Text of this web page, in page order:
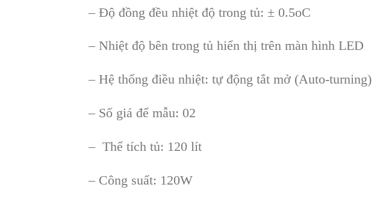
– Độ đồng đều nhiệt độ trong tủ: ± 0.5oC
– Nhiệt độ bên trong tủ hiển thị trên màn hình LED
– Hệ thống điều nhiệt: tự động tắt mở (Auto-turning)
– Số giá để mẫu: 02
– Thể tích tủ: 120 lít
– Công suất: 120W